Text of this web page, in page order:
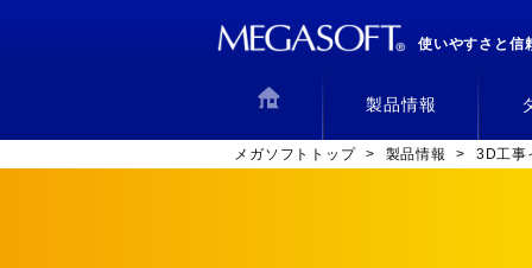
使いやすさと信
製品情報
メガソフトトップ > 製品情報 > 3D工事